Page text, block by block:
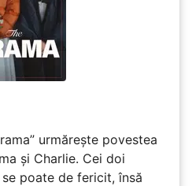
urmărește povestea
și Charlie. Cei doi
poate de fericit, însă